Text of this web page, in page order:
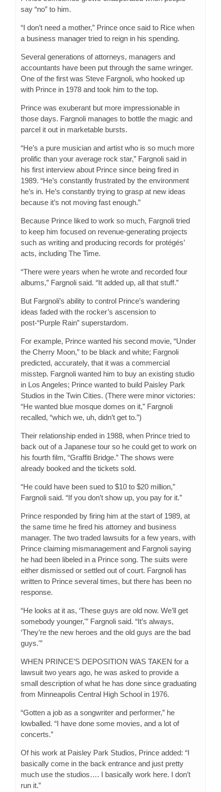
say “no” to him.
“I don’t need a mother,” Prince once said to Rice when
a business manager tried to reign in his spending.
Several generations of attorneys, managers and
accountants have been put through the same wringer.
One of the first was Steve Fargnoli, who hooked up
with Prince in 1978 and took him to the top.
Prince was exuberant but more impressionable in
those days. Fargnoli manages to bottle the magic and
parcel it out in marketable bursts.
“He’s a pure musician and artist who is so much more
prolific than your average rock star,” Fargnoli said in
his first interview about Prince since being fired in
1989. “He’s constantly frustrated by the environment
he’s in. He’s constantly trying to grasp at new ideas
because it’s not moving fast enough.”
Because Prince liked to work so much, Fargnoli tried
to keep him focused on revenue-generating projects
such as writing and producing records for protégés’
acts, including The Time.
“There were years when he wrote and recorded four
albums,” Fargnoli said. “It added up, all that stuff.”
But Fargnoli’s ability to control Prince’s wandering
ideas faded with the rocker’s ascension to
post-“Purple Rain” superstardom.
For example, Prince wanted his second movie, “Under
the Cherry Moon,” to be black and white; Fargnoli
predicted, accurately, that it was a commercial
misstep. Fargnoli wanted him to buy an existing studio
in Los Angeles; Prince wanted to build Paisley Park
Studios in the Twin Cities. (There were minor victories:
“He wanted blue mosque domes on it,” Fargnoli
recalled, “which we, uh, didn’t get to.”)
Their relationship ended in 1988, when Prince tried to
back out of a Japanese tour so he could get to work on
his fourth film, “Graffiti Bridge.” The shows were
already booked and the tickets sold.
“He could have been sued to $10 to $20 million,”
Fargnoli said. “If you don’t show up, you pay for it.”
Prince responded by firing him at the start of 1989, at
the same time he fired his attorney and business
manager. The two traded lawsuits for a few years, with
Prince claiming mismanagement and Fargnoli saying
he had been libeled in a Prince song. The suits were
either dismissed or settled out of court. Fargnoli has
written to Prince several times, but there has been no
response.
“He looks at it as, ‘These guys are old now. We’ll get
somebody younger,'” Fargnoli said. “It’s always,
‘They’re the new heroes and the old guys are the bad
guys.'”
WHEN PRINCE’S DEPOSITION WAS TAKEN for a
lawsuit two years ago, he was asked to provide a
small description of what he has done since graduating
from Minneapolis Central High School in 1976.
“Gotten a job as a songwriter and performer,” he
lowballed. “I have done some movies, and a lot of
concerts.”
Of his work at Paisley Park Studios, Prince added: “I
basically come in the back entrance and just pretty
much use the studios…. I basically work here. I don’t
run it.”